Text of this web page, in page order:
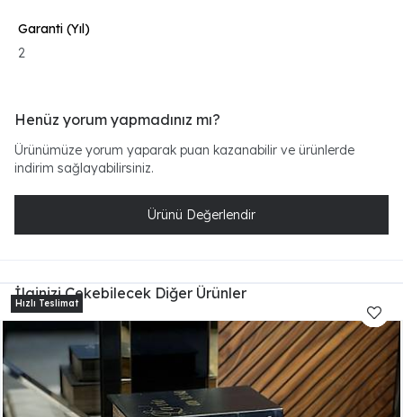
Garanti (Yıl)
2
Henüz yorum yapmadınız mı?
Ürünümüze yorum yaparak puan kazanabilir ve ürünlerde
indirim sağlayabilirsiniz.
Ürünü Değerlendir
İlginizi Çekebilecek Diğer Ürünler